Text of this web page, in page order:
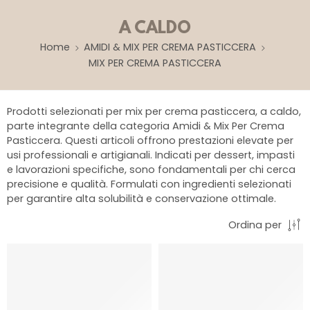
A CALDO
Home
AMIDI & MIX PER CREMA PASTICCERA
MIX PER CREMA PASTICCERA
Prodotti selezionati per mix per crema pasticcera, a caldo,
parte integrante della categoria Amidi & Mix Per Crema
Pasticcera. Questi articoli offrono prestazioni elevate per
usi professionali e artigianali. Indicati per dessert, impasti
e lavorazioni specifiche, sono fondamentali per chi cerca
precisione e qualità. Formulati con ingredienti selezionati
per garantire alta solubilità e conservazione ottimale.
Ordina per